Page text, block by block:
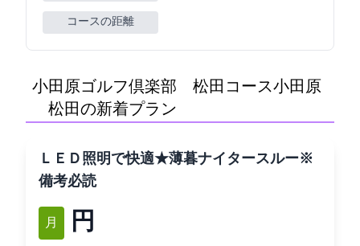
コースの距離
小田原ゴルフ倶楽部 松田コース(小田原
GC 松田C)の新着プラン
ＬＥＤ照明で快適★薄暮ナイタースルー※
備考必読
12月 10,990円